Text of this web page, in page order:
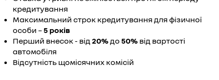
кредитування
Максимальний строк кредитування для фізичної
особи –5 років
Перший внесок - від 20%до 50% від вартості
автомобіля
Відсутність щомісячних комісій